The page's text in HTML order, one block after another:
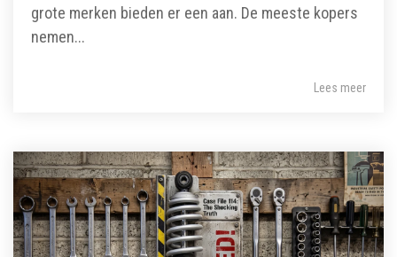
grote merken bieden er een aan. De meeste kopers
nemen...
Lees meer